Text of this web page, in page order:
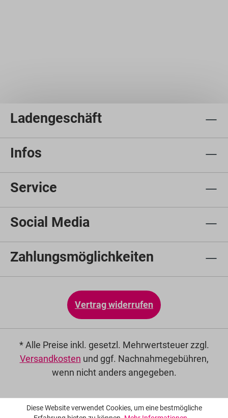
Ladengeschäft
Infos
Service
Social Media
Zahlungsmöglichkeiten
Vertrag widerrufen
* Alle Preise inkl. gesetzl. Mehrwertsteuer zzgl.
Versandkosten und ggf. Nachnahmegebühren,
wenn nicht anders angegeben.
Diese Website verwendet Cookies, um eine bestmögliche